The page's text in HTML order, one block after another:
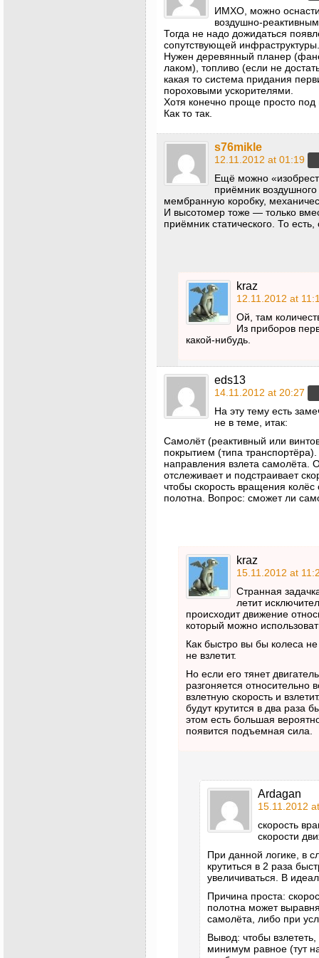
ИМХО, можно
воздушно-
Тогда не надо дожидаться
сопутствующей инфраструктуры.
Нужен деревянный планер
лаком), топливо (если не
какая то система придания
пороховыми ускорителями.
Хотя конечно проще просто под
Как то так.
s76mikle
12.11.2012 at 01:19
Ещё можно
приёмник
мембранную коробку,
И высотомер тоже — только
приёмник статического. То
kraz
12.11.2012 at
Ой, там
Из приборов
какой-нибудь.
eds13
14.11.2012 at 20:27
На эту тему есть
не в теме, итак:
Самолёт (реактивный или
покрытием (типа
направления взлета самолёта.
отслеживает и подстраивает
чтобы скорость вращения
полотна. Вопрос: сможет ли
kraz
15.11.2012 at
Странная
летит
происходит движение
который можно
Как быстро вы бы колеса
не взлетит.
Но если его тянет
разгоняется
взлетную скорость и
будут крутится в два раза
этом есть большая
появится подъемная сила.
Ardagan
15.11.2012
скорость
скорости
При данной логике, в
крутиться в 2 раза
увеличиваться. В
Причина проста:
полотна может
самолёта, либо при
Вывод: чтобы
минимум равное (тут